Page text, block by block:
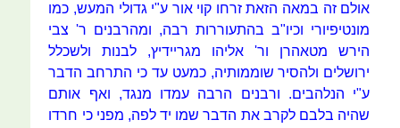
אולם זה במאה הזאת זרחו קוי אור ע"י גדולי המעש, כמו
מונטיפיורי וכיו"ב בהתעוררות רבה, ומהרבנים ר' צבי
הירש מטאהרן ור' אליהו מגריידיץ, לבנות ולשכלל
ירושלים ולהסיר שוממותיה, כמעט עד כי התרחב הדבר
ע"י הנלהבים. ורבנים הרבה עמדו מנגד, ואף אותם
שהיה בלבם לקרב את הדבר שמו יד לפה, מפני כי חרדו